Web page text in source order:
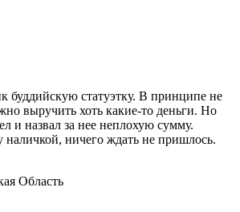
буддийскую статуэтку. В принципе не
выручить хоть какие-то деньги. Но
и назвал за нее неплохую сумму.
наличкой, ничего ждать не пришлось.
Область